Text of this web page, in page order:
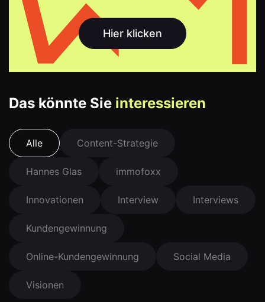
Hier klicken
Das könnte Sie interessieren
Alle Content-Strategie
Hannes Glas immofoxx
Innovationen Interview Interviews
Kundengewinnung
Online-Kundengewinnung Social Media
Visionen